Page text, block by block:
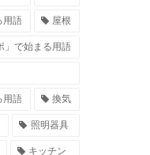
用語 屋根
」で始まる用語
用語 換気
照明器具
キッチン